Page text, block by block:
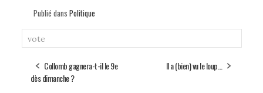
Publié dans Politique
vote
Collomb gagnera-t-il le 9e
dès dimanche ?
Il a (bien) vu le loup…